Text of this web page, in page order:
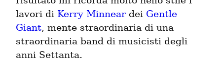
lavori di Kerry Minnear dei Gentle
Giant, mente straordinaria di una
straordinaria band di musicisti degli
anni Settanta.